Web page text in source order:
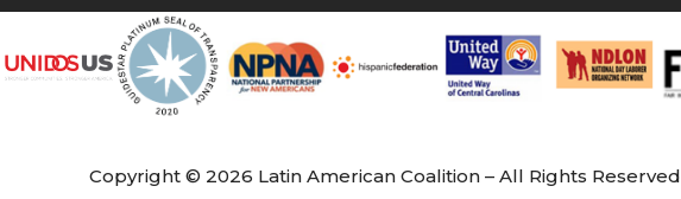
Copyright © 2026 Latin American Coalition – All Rights Reserved